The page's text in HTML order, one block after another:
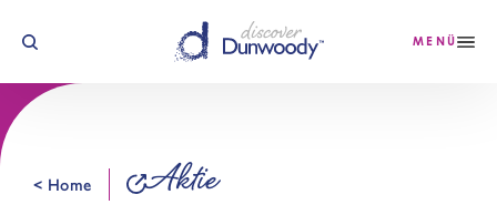
Zum Inhalt springen MENÜ
< Home Aktie